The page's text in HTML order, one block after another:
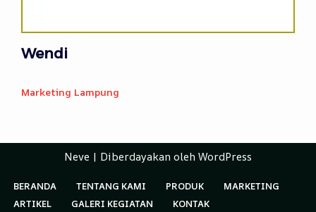
Wendi
Marketing Lampung
Neve | Diberdayakan olehWordPress
BERANDA TENTANG KAMI PRODUK
MARKETING
ARTIKEL
GALERI KEGIATAN KONTAK